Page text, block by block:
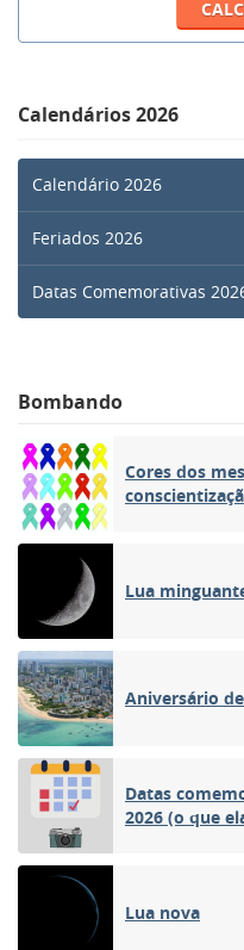
Calendários 2026
Calendário 2026
Feriados 2026
Datas Comemorativas
Bombando
Cores dos
Lua
Aniversário
Datas
2026 (o que
Lua nova